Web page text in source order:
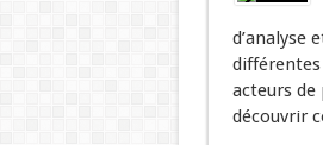
d’analyse
acteurs
découvrir